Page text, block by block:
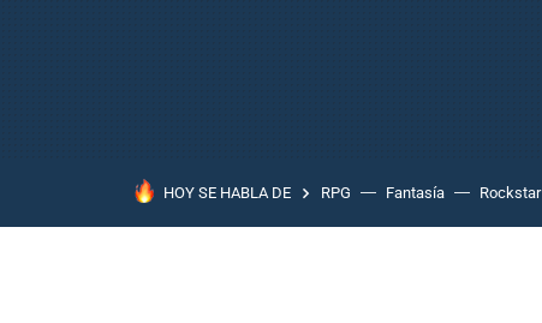
HOY SE HABLA DE RPG Fantasía Rockstar